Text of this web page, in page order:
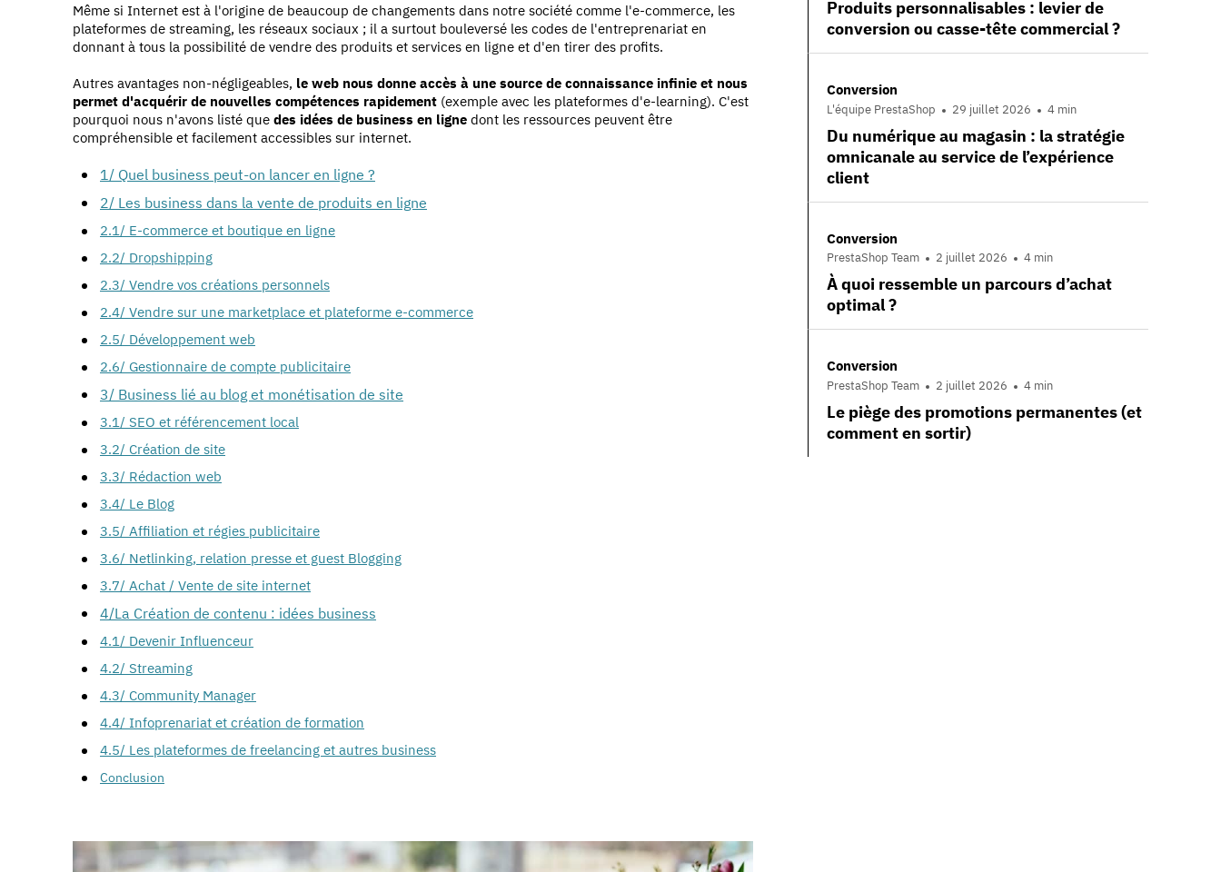
Même si Internet est à l'origine de beaucoup de changements dans notre société comme l'e-commerce, les
plateformes de streaming, les réseaux sociaux ; il a surtout bouleversé les codes de l'entreprenariat en
donnant à tous la possibilité de vendre des produits et services en ligne et d'en tirer des profits.
Autres avantages non-négligeables, le web nous donne accès à une source de connaissance infinie et nous
permet d'acquérir de nouvelles compétences rapidement (exemple avec les plateformes d'e-learning). C'est
pourquoi nous n'avons listé que des idées de business en ligne dont les ressources peuvent être
compréhensible et facilement accessibles sur internet.
1/ Quel business peut-on lancer en ligne ?
2/ Les business dans la vente de produits en ligne
2.1/ E-commerce et boutique en ligne
2.2/ Dropshipping
2.3/ Vendre vos créations personnels
2.4/ Vendre sur une marketplace et plateforme e-commerce
2.5/ Développement web
2.6/ Gestionnaire de compte publicitaire
3/ Business lié au blog et monétisation de site
3.1/ SEO et référencement local
3.2/ Création de site
3.3/ Rédaction web
3.4/ Le Blog
3.5/ Affiliation et régies publicitaire
3.6/ Netlinking, relation presse et guest Blogging
3.7/ Achat / Vente de site internet
4/La Création de contenu : idées business
4.1/ Devenir Influenceur
4.2/ Streaming
4.3/ Community Manager
4.4/ Infoprenariat et création de formation
4.5/ Les plateformes de freelancing et autres business
Conclusion
Produits personnalisables : levier de
conversion ou casse-tête commercial ?
Conversion
L'équipe PrestaShop 29 juillet 2026 4 min
Du numérique au magasin : la stratégie
omnicanale au service de l’expérience
client
Conversion
PrestaShop Team 2 juillet 2026 4 min
À quoi ressemble un parcours d’achat
optimal ?
Conversion
PrestaShop Team 2 juillet 2026 4 min
Le piège des promotions permanentes (et
comment en sortir)